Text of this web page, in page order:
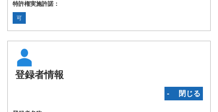
特許権実施許諾：
可
登録者情報
‐ 閉じる